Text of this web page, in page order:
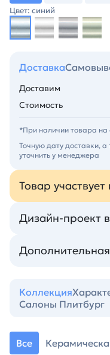
Цвет: синий
Доставка
Доставим
Стоимость
*При наличии товара на
Точную дату доставки,
уточнить у менеджера
Товар
Дизайн-проект
Коллекция
Салоны Плитбург
Все